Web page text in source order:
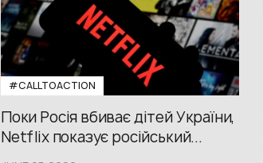
#CALLTOACTION
Поки Росія вбиває дітей України,
Netflix показує російський...